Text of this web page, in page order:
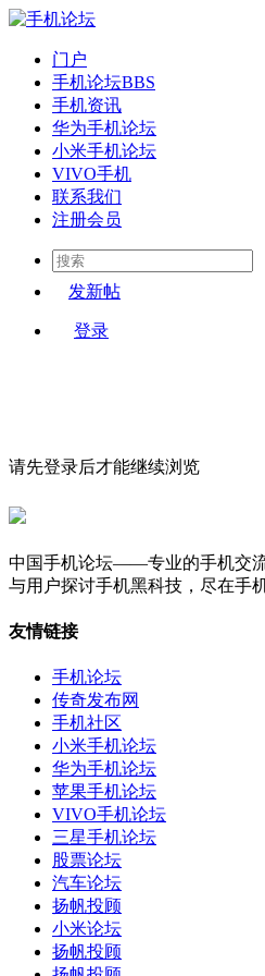
门户
手机论坛BBS
手机资讯
华为手机论坛
小米手机论坛
VIVO手机
联系我们
注册会员
发新帖
登录
请先登录后才能继续浏览
中国手机论坛——专业的手机交流
与用户探讨手机黑科技，尽在手
友情链接
手机论坛
传奇发布网
手机社区
小米手机论坛
华为手机论坛
苹果手机论坛
VIVO手机论坛
三星手机论坛
股票论坛
汽车论坛
扬帆投顾
小米论坛
扬帆投顾